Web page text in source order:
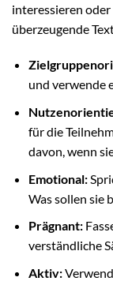
interessieren
überzeugende
und verwende
für die
davon, wenn
Emotional:
Was sollen sie
Prägnant:
verständliche
Aktiv: